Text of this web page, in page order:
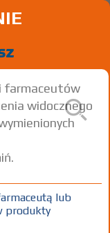
Na skórę
farmaceutów
widocznego
lub
produkty